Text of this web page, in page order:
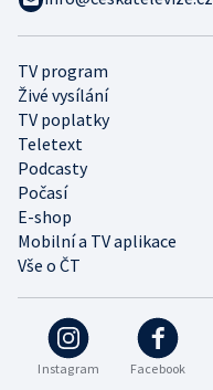
Instagram Facebook
TV program
Živé vysílání
TV poplatky
Teletext
Podcasty
Počasí
E-shop
Mobilní a TV aplikace
Vše o ČT